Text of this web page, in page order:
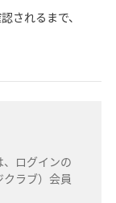
されるまで、
ログインの
ラブ）会員